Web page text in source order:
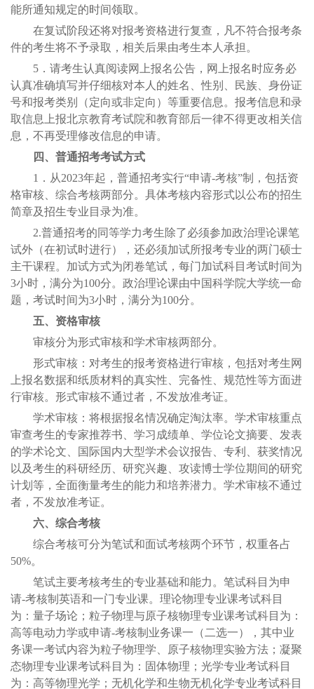
能所通知规定的时间领取。
在复试阶段还将对报考资格进行复查，凡不符合报考条
件的考生将不予录取，相关后果由考生本人承担。
5．请考生认真阅读网上报名公告，网上报名时应务必
认真准确填写并仔细核对本人的姓名、性别、民族、身份证
号和报考类别（定向或非定向）等重要信息。报考信息和录
取信息上报北京教育考试院和教育部后一律不得更改相关信
息，不再受理修改信息的申请。
四、普通招考考试方式
1．从2023年起，普通招考实行“申请-考核”制，包括资
格审核、综合考核两部分。具体考核内容形式以公布的招生
简章及招生专业目录为准。
2.普通招考的同等学力考生除了必须参加政治理论课笔
试外（在初试时进行），还必须加试所报考专业的两门硕士
主干课程。加试方式为闭卷笔试，每门加试科目考试时间为
3小时，满分为100分。政治理论课由中国科学院大学统一命
题，考试时间为3小时，满分为100分。
五、资格审核
审核分为形式审核和学术审核两部分。
形式审核：对考生的报考资格进行审核，包括对考生网
上报名数据和纸质材料的真实性、完备性、规范性等方面进
行审核。形式审核不通过者，不发放准考证。
学术审核：将根据报名情况确定淘汰率。学术审核重点
审查考生的专家推荐书、学习成绩单、学位论文摘要、发表
的学术论文、国际国内大型学术会议报告、专利、获奖情况
以及考生的科研经历、研究兴趣、攻读博士学位期间的研究
计划等，全面衡量考生的能力和培养潜力。学术审核不通过
者，不发放准考证。
六、综合考核
综合考核可分为笔试和面试考核两个环节，权重各占
50%。
笔试主要考核考生的专业基础和能力。笔试科目为申
请-考核制英语和一门专业课。理论物理专业课考试科目
为：量子场论；粒子物理与原子核物理专业课考试科目为：
高等电动力学或申请-考核制业务课一（二选一），其中业
务课一考试内容为粒子物理学、原子核物理实验方法；凝聚
态物理专业课考试科目为：固体物理；光学专业考试科目
为：高等物理光学；无机化学和生物无机化学专业考试科目